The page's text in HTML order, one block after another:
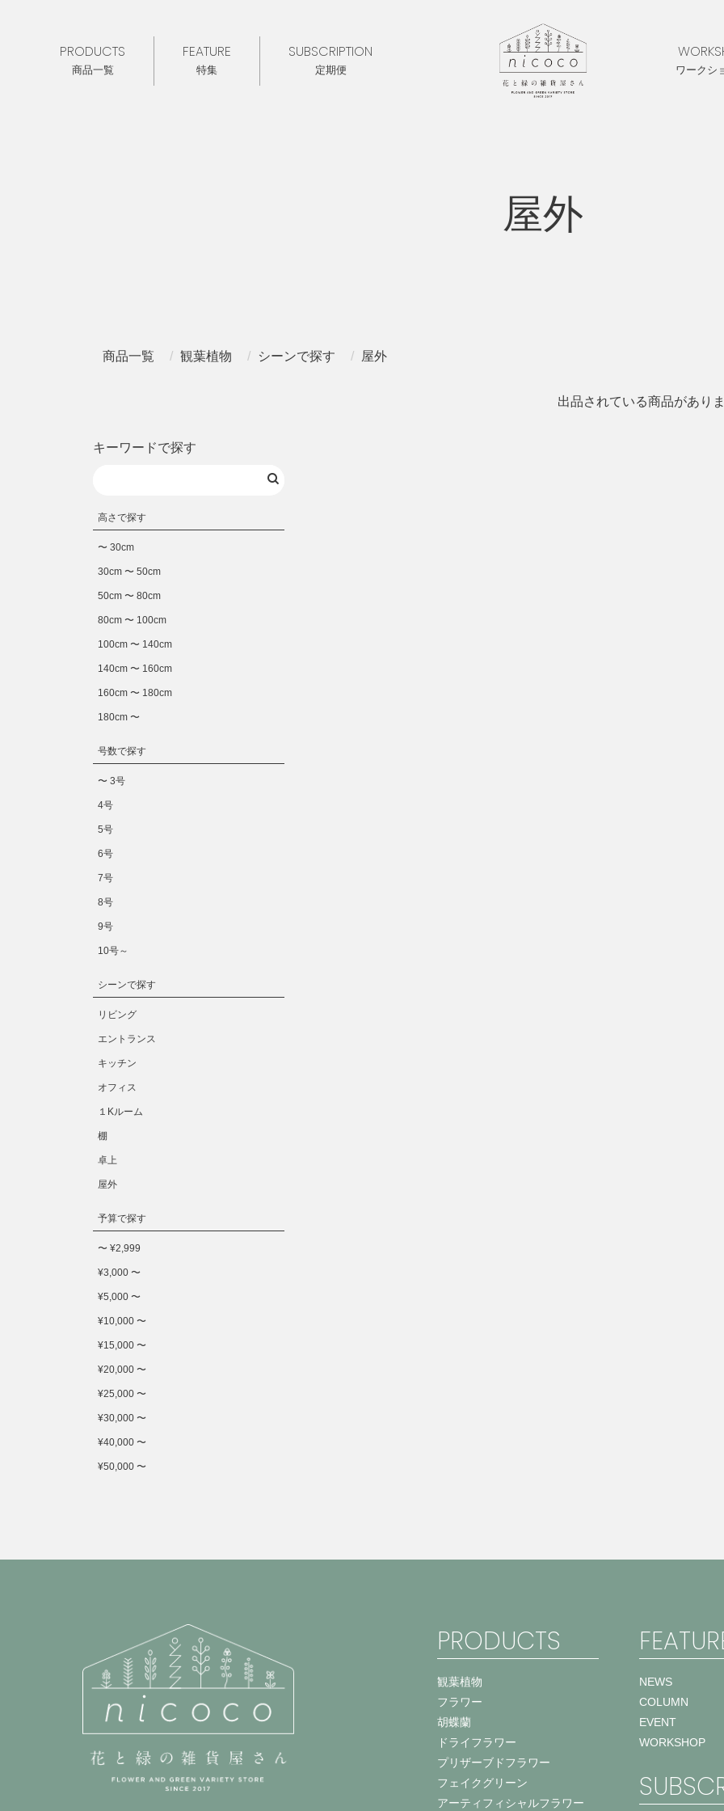
PRODUCTS
商品一覧
FEATURE
特集
SUBSCRIPTION
定期便 ワークシ
屋外
商品一覧 観葉植物 シーンで探す 屋外
出品されている商品があり
キーワードで探す
高さで探す
〜 30cm
30cm 〜 50cm
50cm 〜 80cm
80cm 〜 100cm
100cm 〜 140cm
140cm 〜 160cm
160cm 〜 180cm
180cm 〜
号数で探す
〜 3号
4号
5号
6号
7号
8号
9号
10号～
シーンで探す
リビング
エントランス
キッチン
オフィス
１Kルーム
棚
卓上
屋外
予算で探す
〜 ¥2,999
¥3,000 〜
¥5,000 〜
¥10,000 〜
¥15,000 〜
¥20,000 〜
¥25,000 〜
¥30,000 〜
¥40,000 〜
¥50,000 〜
PRODUCTS
観葉植物
フラワー
胡蝶蘭
ドライフラワー
プリザーブドフラワー
フェイクグリーン
アーティフィシャルフラワー
NEWS
COLUMN
EVENT
WORKSHOP